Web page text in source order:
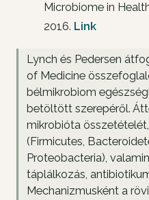
Microbiome in
2016. Link
Lynch és Pedersen
of Medicine
bélmikrobiom
betöltött szerepéről.
mikrobióta
(Firmicutes,
Proteobacteria),
táplálkozás,
Mechanizmusként a